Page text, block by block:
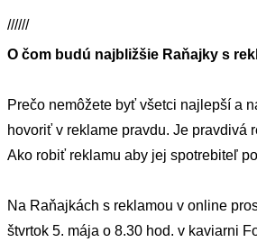
//////
O čom budú najbližšie Raňajky s
Prečo nemôžete byť všetci najlepší a
hovoriť v reklame pravdu. Je pravdivá
Ako robiť reklamu aby jej spotrebiteľ
Na Raňajkách s reklamou v online
štvrtok 5. mája o 8.30 hod. v kaviarni